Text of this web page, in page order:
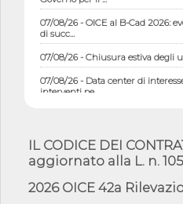
07/08/26 - OICE al B-Cad 2026:
di succ...
07/08/26 - Chiusura estiva degli
07/08/26 - Data center di
interventi pe...
07/08/26 - Ponte sullo Stretto di
sussistenza di...
costr...
IL CODICE DEI
aggiornato alla L. n.
2026 OICE 42a